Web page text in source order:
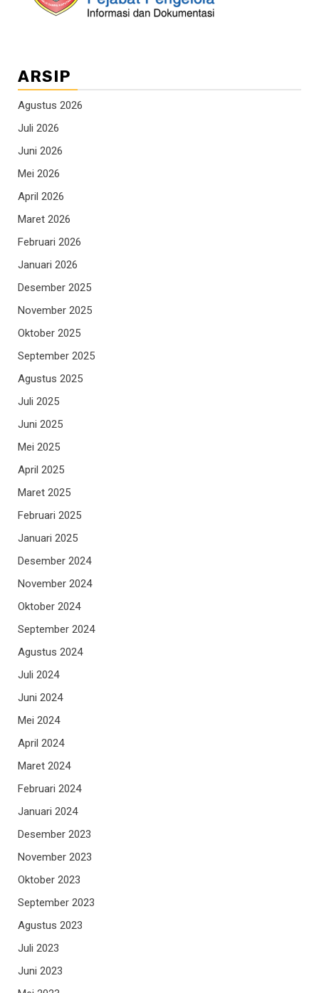
ARSIP
Agustus 2026
Juli 2026
Juni 2026
Mei 2026
April 2026
Maret 2026
Februari 2026
Januari 2026
Desember 2025
November 2025
Oktober 2025
September 2025
Agustus 2025
Juli 2025
Juni 2025
Mei 2025
April 2025
Maret 2025
Februari 2025
Januari 2025
Desember 2024
November 2024
Oktober 2024
September 2024
Agustus 2024
Juli 2024
Juni 2024
Mei 2024
April 2024
Maret 2024
Februari 2024
Januari 2024
Desember 2023
November 2023
Oktober 2023
September 2023
Agustus 2023
Juli 2023
Juni 2023